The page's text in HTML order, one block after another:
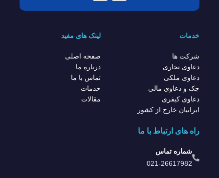
خدمات
شرکت ها
دعاوی تجاری
دعاوی ملکی
چک و دعاوی مالی
دعاوی کیفری
ایرانیان خارج از کشور
لینک های مفید
صفحه اصلی
درباره ما
تماس با ما
خدمات
مقالات
راه های ارتباط با ما
شماره تماس
021-26617982